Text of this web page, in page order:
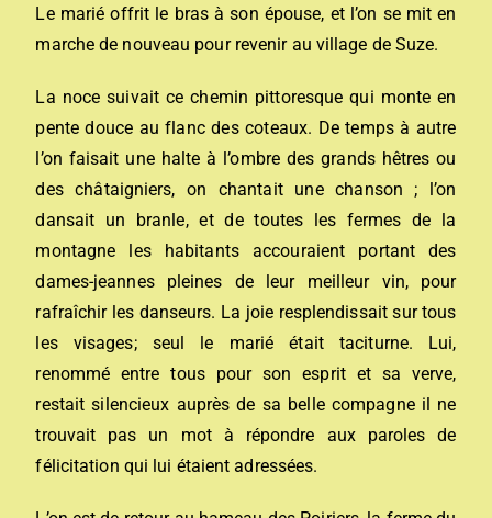
Le marié offrit le bras à son épouse, et l’on se mit en
marche de nouveau pour revenir au village de Suze.
La noce suivait ce chemin pittoresque qui monte en
pente douce au flanc des coteaux. De temps à autre
l’on faisait une halte à l’ombre des grands hêtres ou
des châtaigniers, on chantait une chanson ; l’on
dansait un branle, et de toutes les fermes de la
montagne les habitants accouraient portant des
dames-jeannes pleines de leur meilleur vin, pour
rafraîchir les danseurs. La joie resplendissait sur tous
les visages; seul le marié était taciturne. Lui,
renommé entre tous pour son esprit et sa verve,
restait silencieux auprès de sa belle compagne il ne
trouvait pas un mot à répondre aux paroles de
félicitation qui lui étaient adressées.